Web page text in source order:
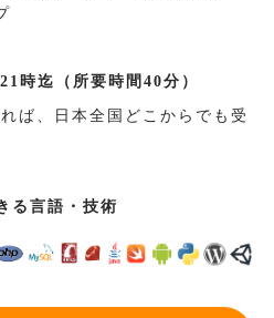
時迄（所要時間40分）
ば、日本全国どこからでも受
る言語・技術